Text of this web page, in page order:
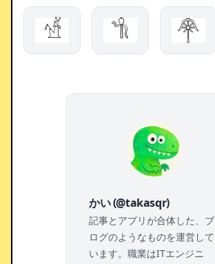
𓀷 𓌌 𓋇
かい (@takasqr)
記事とアプリが合体した、ブ
ログのようなものを運営して
います。職業はITエンジニ